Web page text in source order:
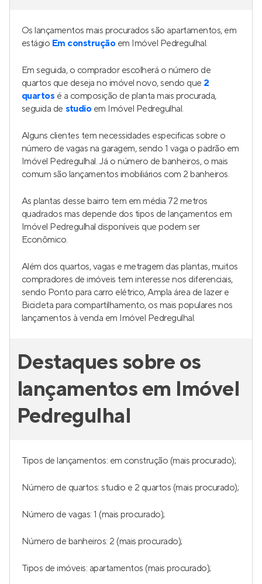
Os lançamentos mais procurados são apartamentos, em
estágio Em construçãoem Imóvel Pedregulhal.
Em seguida, o comprador escolherá o número de
quartos que deseja no imóvel novo, sendo que 2
quartos é a composição de planta mais procurada,
seguida de studioem Imóvel Pedregulhal.
Alguns clientes tem necessidades especificas sobre o
número de vagas na garagem, sendo 1 vaga o padrão em
Imóvel Pedregulhal. Já o número de banheiros, o mais
comum são lançamentos imobiliários com 2 banheiros.
As plantas desse bairro tem em média 72 metros
quadrados mas depende dos tipos de lançamentos em
Imóvel Pedregulhal disponíveis que podem ser
Econômico.
Além dos quartos, vagas e metragem das plantas, muitos
compradores de imóveis tem interesse nos diferenciais,
sendo Ponto para carro elétrico, Ampla área de lazer e
Bicicleta para compartilhamento, os mais populares nos
lançamentos à venda em Imóvel Pedregulhal.
Destaques sobre os
lançamentos em Imóvel
Pedregulhal
Tipos de lançamentos: em construção (mais procurado);
Número de quartos: studio e 2 quartos (mais procurado);
Número de vagas: 1 (mais procurado);
Número de banheiros: 2 (mais procurado);
Tipos de imóveis: apartamentos (mais procurado);